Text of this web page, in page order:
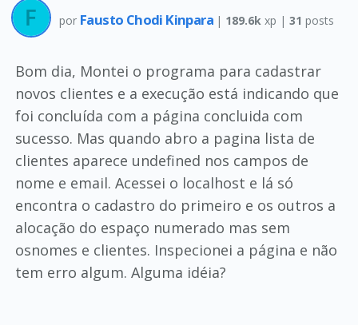
por Fausto Chodi Kinpara | 189.6k xp |31 posts
Bom dia, Montei o programa para cadastrar
novos clientes e a execução está indicando que
foi concluída com a página concluida com
sucesso. Mas quando abro a pagina lista de
clientes aparece undefined nos campos de
nome e email. Acessei o localhost e lá só
encontra o cadastro do primeiro e os outros a
alocação do espaço numerado mas sem
osnomes e clientes. Inspecionei a página e não
tem erro algum. Alguma idéia?